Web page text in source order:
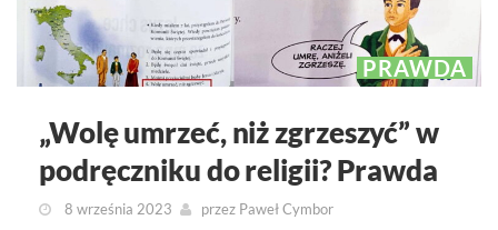
PRAWDA
„Wolę umrzeć, niż zgrzeszyć” w
podręczniku do religii? Prawda
8 września 2023 przez Paweł Cymbor